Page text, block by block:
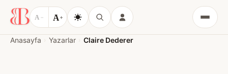
A − A+
Menü
Anasayfa Yazarlar Claire Dederer